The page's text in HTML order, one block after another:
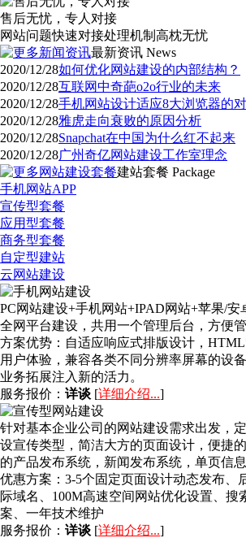
售后无忧，专人对接
网站问题快速对接处理机制高枕无忧
最新资讯 News
2020/12/28如何优化网站建设的内部结构？
2020/12/28互联网中奇葩o2o行业的未来
2020/12/28手机网站设计适应8大浏览器的
2020/12/28雅虎走向衰败的原因分析
2020/12/28Snapchat在中国为什么红不起来
2020/12/28广州奇亿网站建设工作室理念
建站套餐 Package
手机网站APP
宣传型套餐
应用型套餐
商务型套餐
自定型建站
云网站建设
PC网站建设+手机网站+IPAD网站+苹果/安
全网平台建设，共用一个管理后台，方便管
方案优势： 自适应响应式排版设计，
用户体验，兼容各类不同分辨率屏幕的设
业务拓展注入新的活力。
服务报价： 详谈 [详细介绍...]
针对基本企业公司的网站建设需求出发，
设宣传类型，简洁大方的页面设计，便捷
的产品发布系统，新闻发布系统，单页信
优惠方案： 3-5个固定页面设计动态发布、
际域名、100M高速空间网站优化设置、搜
案、一年技术维护
服务报价： 详谈 [详细介绍...]